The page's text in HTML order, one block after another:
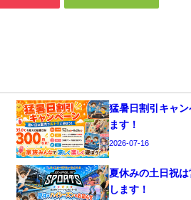
猛暑日割引キャ
ます！
2026-07-16
夏休みの土日祝
します！